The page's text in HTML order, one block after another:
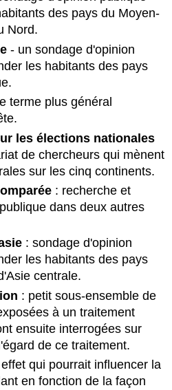
des pays du Moyen-
Nord.
- un sondage d'opinion
les habitants des pays
terme plus général
les élections nationales
de chercheurs qui mènent
sur les cinq continents.
: recherche et
dans deux autres
: sondage d'opinion
les habitants des pays
centrale.
: petit sous-ensemble de
à un traitement
ensuite interrogées sur
de ce traitement.
qui pourrait influencer la
en fonction de la façon